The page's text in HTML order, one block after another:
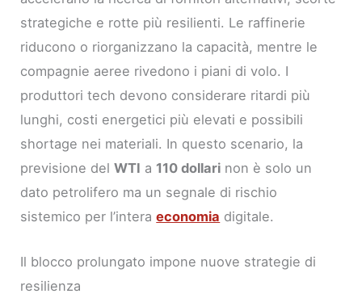
strategiche e rotte più resilienti. Le raffinerie
riducono o riorganizzano la capacità, mentre le
compagnie aeree rivedono i piani di volo. I
produttori tech devono considerare ritardi più
lunghi, costi energetici più elevati e possibili
shortage nei materiali. In questo scenario, la
previsione delWTI a 110 dollari non è solo un
dato petrolifero ma un segnale di rischio
sistemico per l’interaeconomia digitale.
Il blocco prolungato impone nuove strategie di
resilienza